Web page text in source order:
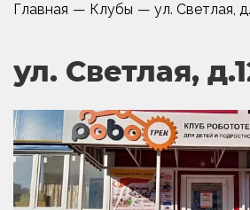
Главная — Клубы — ул. Светлая,
ул. Светлая,